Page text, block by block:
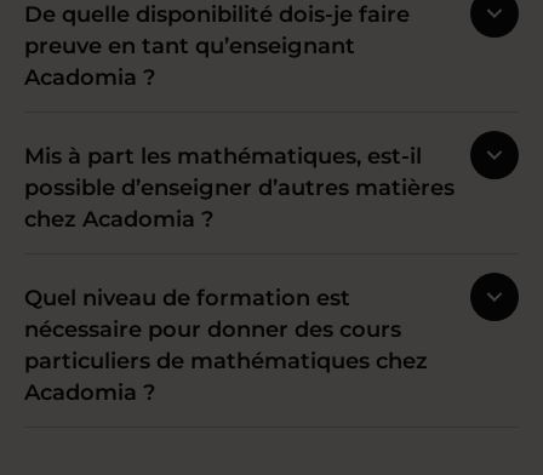
De quelle disponibilité dois-je faire
preuve en tant qu’enseignant
Acadomia ?
Mis à part les mathématiques, est-il
possible d’enseigner d’autres matières
chez Acadomia ?
Quel niveau de formation est
nécessaire pour donner des cours
particuliers de mathématiques chez
Acadomia ?